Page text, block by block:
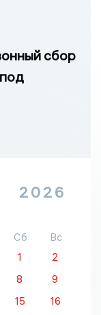
сбор
2026
Сб
Вс
1
2
8
9
15 16